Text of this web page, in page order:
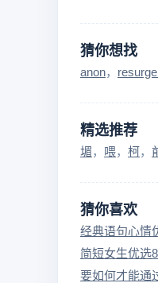
猜你想找
anon
精选推荐
堳 喂 柯
猜你喜欢
经典语句心情
简短女生优选
要如何才能通